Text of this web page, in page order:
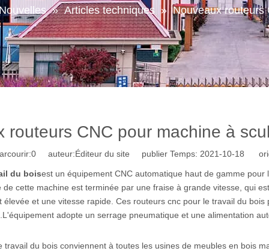
Nouvelles » Articles techniques » Nouveaux routeurs
routeurs CNC pour machine à
0auteur:Éditeur du site publier Temps: 2021-10-18
du boisest un équipement CNC automatique haut de gamme pour
cette machine est terminée par une fraise à grande vitesse, qui
élevée et une vitesse rapide. Ces routeurs cnc pour le travail du
adopte un serrage pneumatique et une alimentation
travail du bois conviennent à toutes les usines de meubles en bois